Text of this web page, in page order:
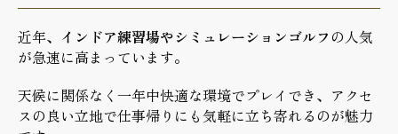
近年、 インドア練習場やシミュレーションゴルフ の人気
が急速に高まっています。
天候に関係なく一年中快適な環境でプレイでき、アクセ
スの良い立地で仕事帰りにも気軽に立ち寄れるのが魅力